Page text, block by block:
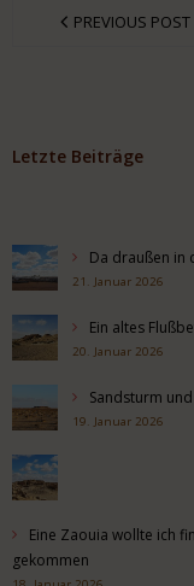
PREVIOUS POST
Letzte Beiträge
Da draußen in
21. Januar 2026
Ein altes
20. Januar 2026
Sandsturm
19. Januar 2026
Eine Zaouia wollte ich
gekommen